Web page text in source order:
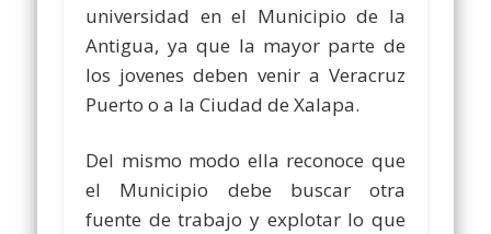
universidad en el Municipio de la
Antigua, ya que la mayor parte de
los jovenes deben venir a Veracruz
Puerto o a la Ciudad de Xalapa.
Del mismo modo ella reconoce que
el Municipio debe buscar otra
fuente de trabajo y explotar lo que